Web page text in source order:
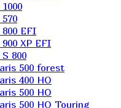
EFI
XP EFI
800
500 forest
400 HO
500 HO
500 HO Touring